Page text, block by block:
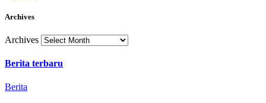
Archives
Archives
Berita terbaru
Berita